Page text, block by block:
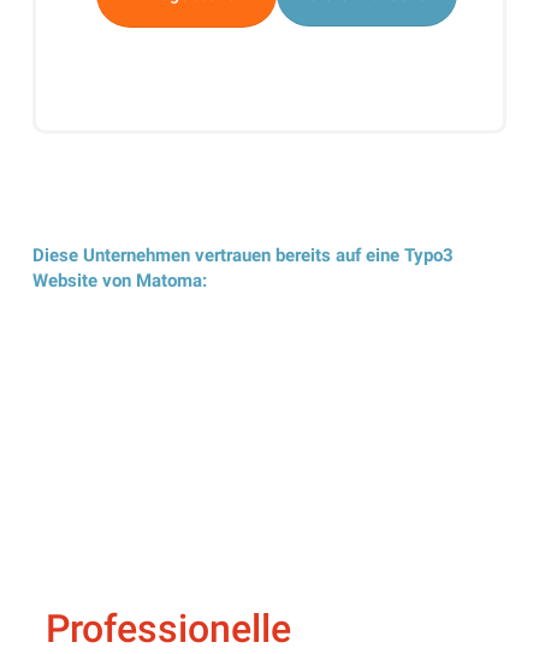
Diese Unternehmen vertrauen bereits auf eine Typo3
Website von Matoma:
Professionelle